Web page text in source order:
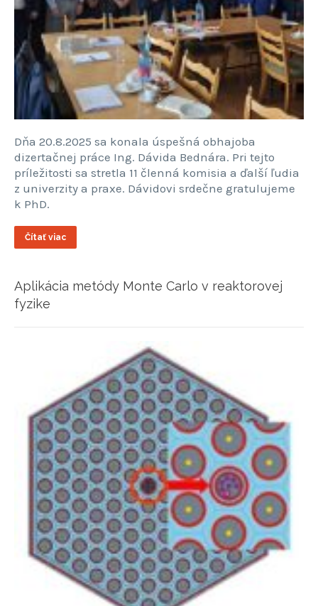
Dňa 20.8.2025 sa konala úspešná obhajoba
dizertačnej práce Ing. Dávida Bednára. Pri tejto
príležitosti sa stretla 11 členná komisia a ďalší ľudia
z univerzity a praxe. Dávidovi srdečne gratulujeme
k PhD.
Čítať viac
Aplikácia metódy Monte Carlo v reaktorovej
fyzike